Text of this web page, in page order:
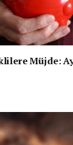
Müjde: